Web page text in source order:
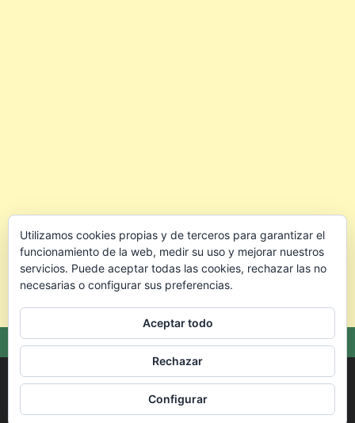
Copyright © 2026 🐰 Conejo.info — Todo para cuidar mejor a tu
conejo.
Theme: Oceanly Green byScriptsTown
Utilizamos cookies propias y de terceros para garantizar el
funcionamiento de la web, medir su uso y mejorar nuestros
servicios. Puede aceptar todas las cookies, rechazar las no
necesarias o configurar sus preferencias.
Aceptar todo
Rechazar
Configurar